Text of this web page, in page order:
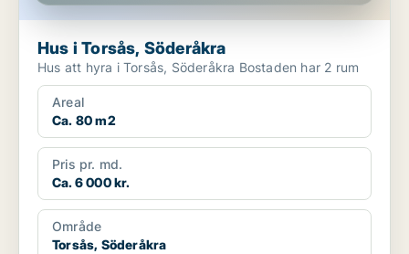
Hus i Torsås, Söderåkra
Hus att hyra i Torsås, Söderåkra Bostaden har 2 rum
Areal
Ca. 80 m2
Pris pr. md.
Ca. 6 000 kr.
Område
Torsås, Söderåkra